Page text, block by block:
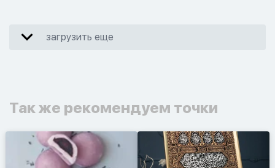
загрузить еще
Так же рекомендуем точки